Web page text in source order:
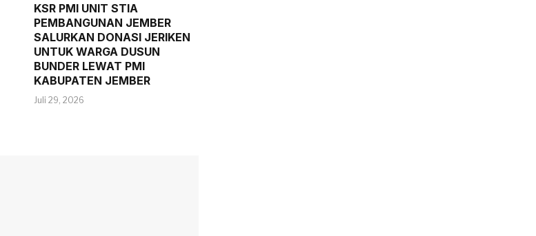
KSR PMI UNIT STIA
PEMBANGUNAN JEMBER
SALURKAN DONASI JERIKEN
UNTUK WARGA DUSUN
BUNDER LEWAT PMI
KABUPATEN JEMBER
Juli 29, 2026